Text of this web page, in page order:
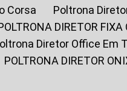
Corsa
Poltrona
POLTRONA DIRETOR
Poltrona Diretor Office Em
POLTRONA DIRETOR